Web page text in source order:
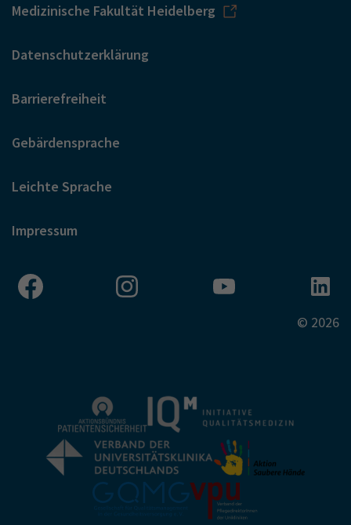
Medizinische Fakultät Heidelberg
Datenschutzerklärung
Barrierefreiheit
Gebärdensprache
Leichte Sprache
Impressum
© 2026